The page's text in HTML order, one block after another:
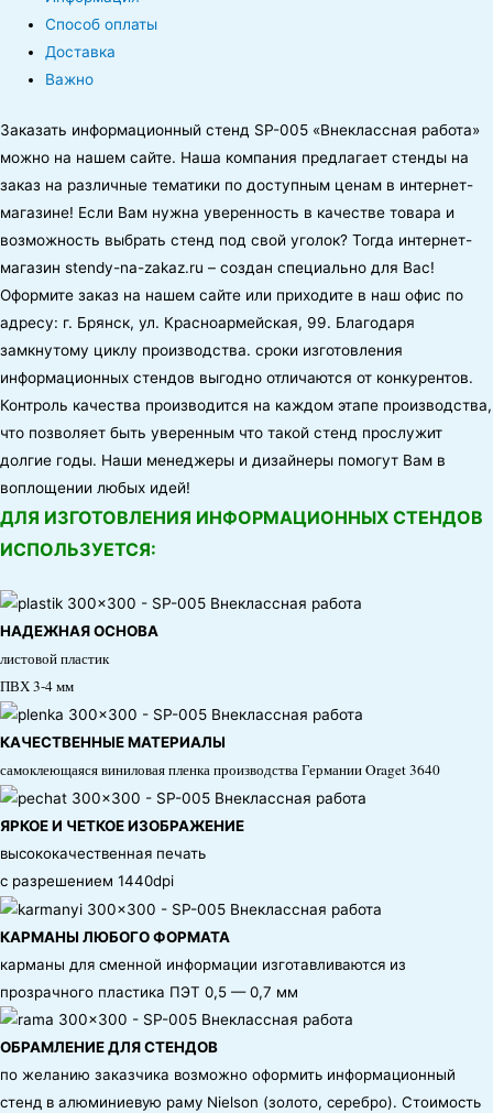
Способ оплаты
Доставка
Важно
Заказать информационный стенд SP-005 «Внеклассная работа»
можно на нашем сайте. Наша компания предлагает стенды на
заказ на различные тематики по доступным ценам в интернет-
магазине! Если Вам нужна уверенность в качестве товара и
возможность выбрать стенд под свой уголок? Тогда интернет-
магазин stendy-na-zakaz.ru – создан специально для Вас!
Оформите заказ на нашем сайте или приходите в наш офис по
адресу: г. Брянск, ул. Красноармейская, 99. Благодаря
замкнутому циклу производства. сроки изготовления
информационных стендов выгодно отличаются от конкурентов.
Контроль качества производится на каждом этапе производства,
что позволяет быть уверенным что такой стенд прослужит
долгие годы. Наши менеджеры и дизайнеры помогут Вам в
воплощении любых идей!
ДЛЯ ИЗГОТОВЛЕНИЯ ИНФОРМАЦИОННЫХ СТЕНДОВ
ИСПОЛЬЗУЕТСЯ:
НАДЕЖНАЯ ОСНОВА
листовой пластик
ПВХ 3-4 мм
КАЧЕСТВЕННЫЕ МАТЕРИАЛЫ
самоклеющаяся виниловая пленка производства Германии Oraget 3640
ЯРКОЕ И ЧЕТКОЕ ИЗОБРАЖЕНИЕ
высококачественная печать
с разрешением 1440dpi
КАРМАНЫ ЛЮБОГО ФОРМАТА
карманы для сменной информации изготавливаются из
прозрачного пластика ПЭТ 0,5 — 0,7 мм
ОБРАМЛЕНИЕ ДЛЯ СТЕНДОВ
по желанию заказчика возможно оформить информационный
стенд в алюминиевую раму Nielson (золото, серебро). Стоимость